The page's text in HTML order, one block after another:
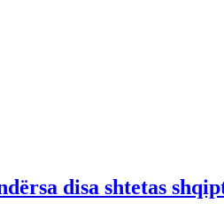
disa shtetas